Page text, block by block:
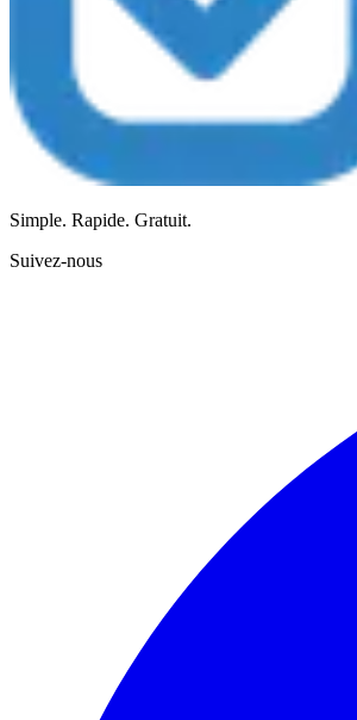
Simple. Rapide. Gratuit.
Suivez-nous